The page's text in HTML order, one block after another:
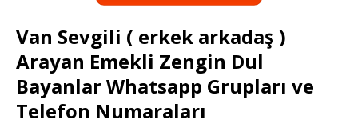
Van Sevgili ( erkek arkadaş )
Arayan Emekli Zengin Dul
Bayanlar Whatsapp Grupları ve
Telefon Numaraları